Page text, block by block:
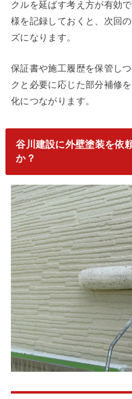
クルを延ばす考え方が有効
様を記録しておくと、次回
ズになります。
保証書や施工履歴を保管し
クと必要に応じた部分補修
化につながります。
谷川建設に外壁塗装を依
か？